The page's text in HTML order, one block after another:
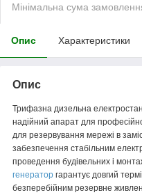
Мінімальна сума
Опис Характеристики
Опис
Трифазна дизельна
надійний апарат для
для резервування мережі в
забезпечення стабільним
проведення будівельних і
генератор гарантує довгий
безперебійним резервне